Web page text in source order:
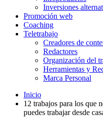
Inversiones
Promoción web
Coaching
Teletrabajo
Creadores de
Redactores
Organización del
Herramientas y
Marca Personal
Inicio
12 trabajos para los que
puedes trabajar desde